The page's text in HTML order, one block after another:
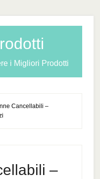
i Migliori Prodotti
Cancellabili –
–